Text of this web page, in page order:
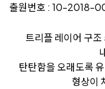
출원번호 : 10-2018-
트리플 레이어 구조
탄탄함을 오래도록
형상이